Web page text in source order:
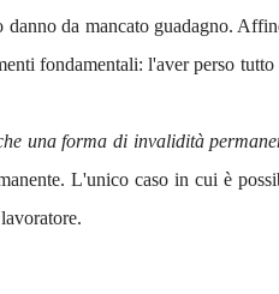
da mancato guadagno.
fondamentali: l'aver perso
una forma di invalidità
L'unico caso in cui è